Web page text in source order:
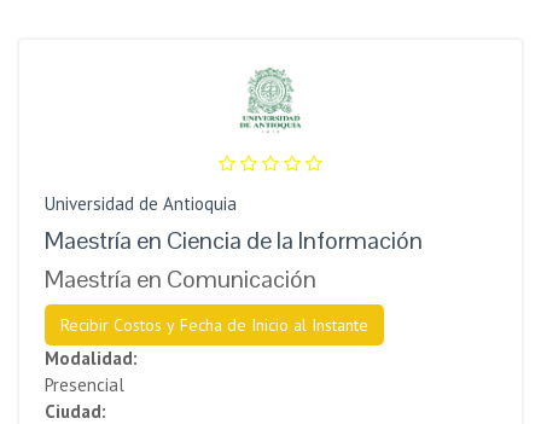
Universidad de Antioquia
Maestría en Ciencia de la Información
Maestría en Comunicación
Recibir Costos y Fecha de Inicio al Instante
Modalidad:
Presencial
Ciudad: